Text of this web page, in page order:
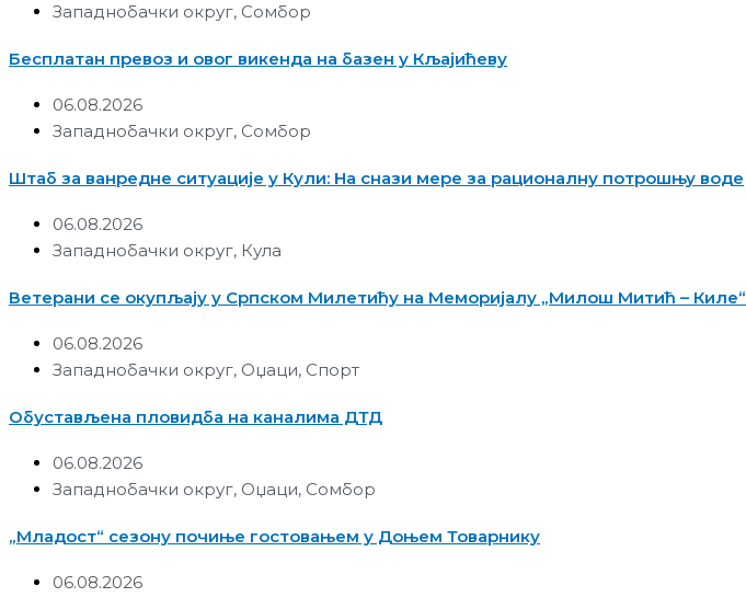
Западнобачки округ, Сомбор
Бесплатан превоз и овог викенда на базен у Кљајићеву
06.08.2026
Западнобачки округ, Сомбор
Штаб за ванредне ситуације у Кули: На снази мере за рационалну потрошњу воде
06.08.2026
Западнобачки округ, Кула
Ветерани се окупљају у Српском Милетићу на Меморијалу „Милош Митић – Киле“
06.08.2026
Западнобачки округ, Оџаци, Спорт
Обустављена пловидба на каналима ДТД
06.08.2026
Западнобачки округ, Оџаци, Сомбор
„Младост“ сезону почиње гостовањем у Доњем Товарнику
06.08.2026